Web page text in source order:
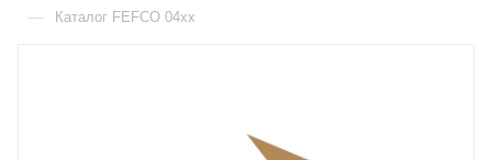
— Каталог FEFCO 04xx